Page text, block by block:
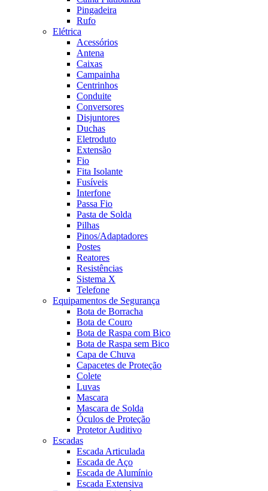
Pingadeira
Rufo
Elétrica
Acessórios
Antena
Caixas
Campainha
Centrinhos
Conduite
Conversores
Disjuntores
Duchas
Eletroduto
Extensão
Fio
Fita Isolante
Fusíveis
Interfone
Passa Fio
Pasta de Solda
Pilhas
Pinos/Adaptadores
Postes
Reatores
Resistências
Sistema X
Telefone
Equipamentos de Segurança
Bota de Borracha
Bota de Couro
Bota de Raspa com Bico
Bota de Raspa sem Bico
Capa de Chuva
Capacetes de Proteção
Colete
Luvas
Mascara
Mascara de Solda
Óculos de Proteção
Protetor Auditivo
Escadas
Escada Articulada
Escada de Aço
Escada de Alumínio
Escada Extensiva